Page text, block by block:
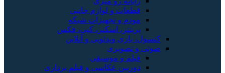
قطعات و لوازم جانبی
مودم و تجهیزات شبکه
پرینتر، اسکنر، کپی، فکس
کنسول، بازی‌ ویدئویی و آنلاین
صوتی و تصویری
فیلم و موسیقی
دوربین عکاسی و فیلم برداری